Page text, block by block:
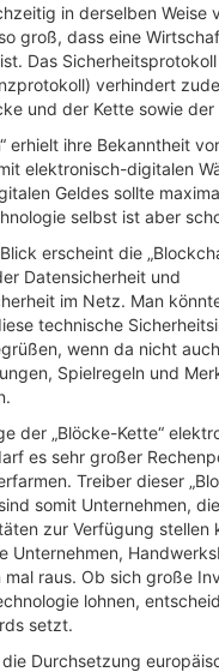
in derselben Weise
groß, dass eine
Das Sicherheitsprotokoll
verhindert
und der Kette sowie der
erhielt ihre Bekanntheit
elektronisch-digitalen
Geldes sollte
selbst ist aber
erscheint die
Datensicherheit und
im Netz. Man
technische
wenn da nicht
Spielregeln und
der „Blöcke-Kette“
es sehr großer
Treiber dieser
somit Unternehmen,
zur Verfügung stellen
Unternehmen,
mal raus. Ob sich große
lohnen,
setzt.
die Durchsetzung